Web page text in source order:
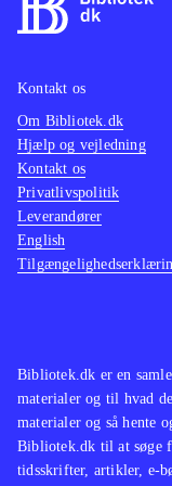
ikke spilbart
og selve
mere indhold
Spilserien
mest populære
både Vesten
Sony
de ældre PS2-
and Daxter
God
med mere
stadig med
Bibliotek.dk er en
materialer og til hvad
materialer og så hente
Bibliotek.dk til at søge
tidsskrifter, artikler, e-
Kontakt os
Om Bibliotek.dk
Hjælp og vejledning
Kontakt os
Privatlivspolitik
Leverandører
English